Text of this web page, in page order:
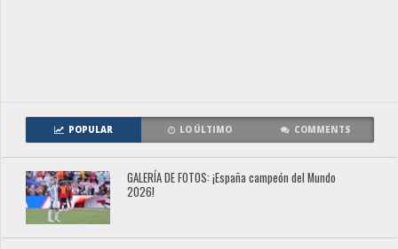
POPULAR LO ÚLTIMO COMMENTS
GALERÍA DE FOTOS: ¡España campeón del Mundo
2026!